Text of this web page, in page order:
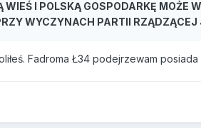
I POLSKĄ GOSPODARKĘ
WYCZYNACH PARTII
Fadroma Ł34 podejrzewam posiada